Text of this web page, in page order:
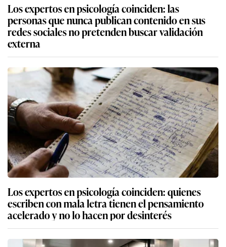
Los expertos en psicología coinciden: las
personas que nunca publican contenido en sus
redes sociales no pretenden buscar validación
externa
Los expertos en psicología coinciden: quienes
escriben con mala letra tienen el pensamiento
acelerado y no lo hacen por desinterés